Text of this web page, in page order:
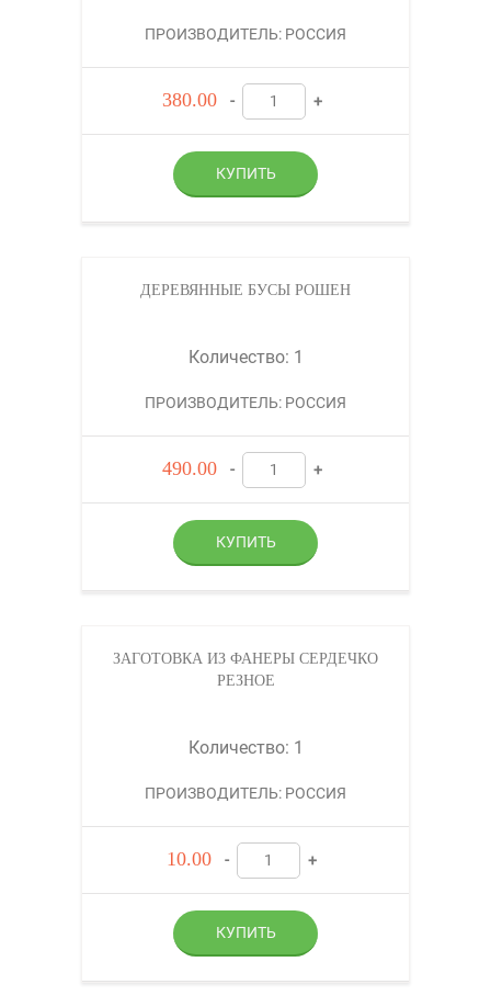
ПРОИЗВОДИТЕЛЬ: РОССИЯ
380.00 - +
ДЕРЕВЯННЫЕ БУСЫ РОШЕН
Количество: 1
ПРОИЗВОДИТЕЛЬ: РОССИЯ
490.00 - +
ЗАГОТОВКА ИЗ ФАНЕРЫ СЕРДЕЧКО
РЕЗНОЕ
Количество: 1
ПРОИЗВОДИТЕЛЬ: РОССИЯ
10.00 - +